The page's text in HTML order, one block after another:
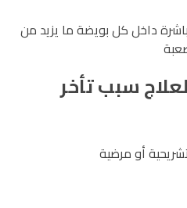
داخل كل بويضة ما يزيد من
سبب تأخر
أو مرضية